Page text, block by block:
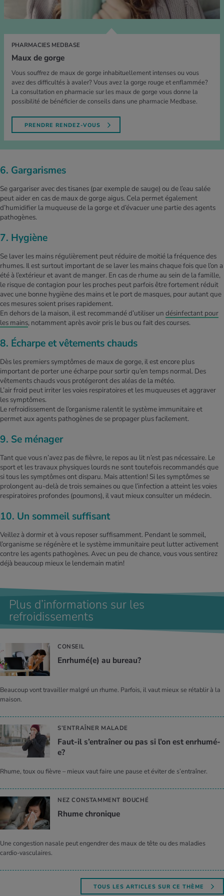
PHARMACIES MEDBASE
Maux de gorge
Vous souffrez de maux de gorge inhabituellement intenses ou vous
avez des difficultés à avaler? Vous avez la gorge rouge et enflammée?
La consultation en pharmacie sur les maux de gorge vous donne la
possibilité de bénéficier de conseils dans une pharmacie Medbase.
PRENDRE RENDEZ-VOUS
6. Gargarismes
Se gargariser avec des tisanes (par exemple de sauge) ou de l’eau salée
peut aider en cas de maux de gorge aigus. Cela permet également
d’humidifier la muqueuse de la gorge et d’évacuer une partie des agents
pathogènes.
7. Hygiène
Se laver les mains régulièrement peut réduire de moitié la fréquence des
rhumes. Il est surtout important de se laver les mains chaque fois que l’on a
été à l’extérieur et avant de manger. En cas de rhume au sein de la famille,
le risque de contagion pour les proches peut parfois être fortement réduit
avec une bonne hygiène des mains et le port de masques, pour autant que
ces mesures soient prises rapidement.
En dehors de la maison, il est recommandé d’utiliser un désinfectant pour
les mains, notamment après avoir pris le bus ou fait des courses.
8. Écharpe et vêtements chauds
Dès les premiers symptômes de maux de gorge, il est encore plus
important de porter une écharpe pour sortir qu’en temps normal. Des
vêtements chauds vous protégeront des aléas de la météo.
L’air froid peut irriter les voies respiratoires et les muqueuses et aggraver
les symptômes.
Le refroidissement de l’organisme ralentit le système immunitaire et
permet aux agents pathogènes de se propager plus facilement.
9. Se ménager
Tant que vous n’avez pas de fièvre, le repos au lit n’est pas nécessaire. Le
sport et les travaux physiques lourds ne sont toutefois recommandés que
si tous les symptômes ont disparu. Mais attention! Si les symptômes se
prolongent au-delà de trois semaines ou que l’infection a atteint les voies
respiratoires profondes (poumons), il vaut mieux consulter un médecin.
10. Un sommeil suffisant
Veillez à dormir et à vous reposer suffisamment. Pendant le sommeil,
l’organisme se régénère et le système immunitaire peut lutter activement
contre les agents pathogènes. Avec un peu de chance, vous vous sentirez
déjà beaucoup mieux le lendemain matin!
Plus d’informations sur les
refroidissements
CONSEIL
Enrhumé(e) au bureau?
Beaucoup vont travailler malgré un rhume. Parfois, il vaut mieux se rétablir à la
maison.
S’ENTRAÎNER MALADE
Faut-il s’en­traî­ner ou pas si l’on est enrhumé-
e?
Rhume, toux ou fièvre – mieux vaut faire une pause et éviter de s’entraîner.
NEZ CONSTAMMENT BOUCHÉ
Rhume chro­nique
Une congestion nasale peut engendrer des maux de tête ou des maladies
cardio-vasculaires.
TOUS LES ARTICLES SUR CE THÈME